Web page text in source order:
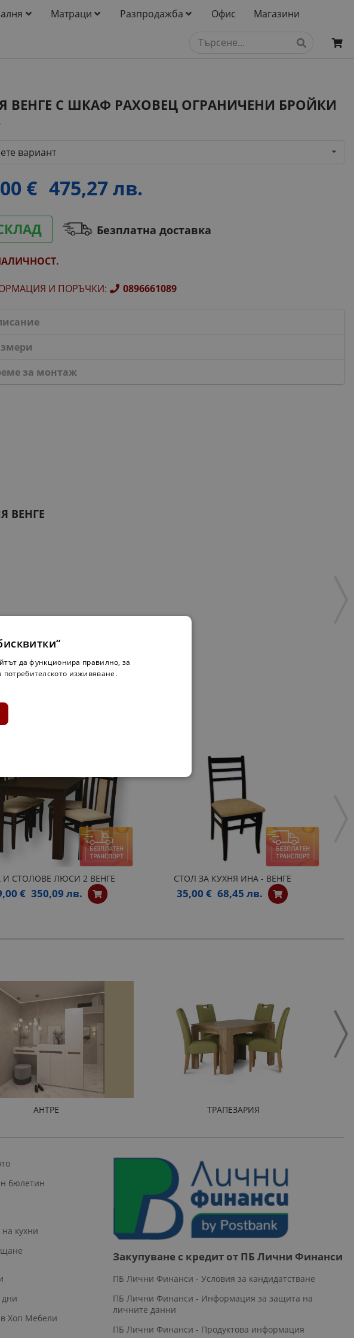
Матраци Разпродажба Офис Магазини
КУХНЯ ВЕНГЕ С ШКАФ РАХОВЕЦ ОГРАНИЧЕНИ БРОЙКИ
вариант
€ 475,27 лв.
Безплатна доставка
И ПОРЪЧКИ: 0896661089
за монтаж
ВЕНГЕ
И СТОЛОВЕ ЛЮСИ 2 ВЕНГЕ
€ 350,09 лв.
СТОЛ ЗА КУХНЯ ИНА - ВЕНГЕ
35,00 € 68,45 лв.
АНТРЕ ТРАПЕЗАРИЯ
бюлетин
кухни
Хоп Мебели
Закупуване с кредит от ПБ Лични Финанси
ПБ Лични Финанси - Условия за кандидатстване
ПБ Лични Финанси - Информация за защита на
личните данни
ПБ Лични Финанси - Продуктова информация
да функционира правилно, за
изживяване.